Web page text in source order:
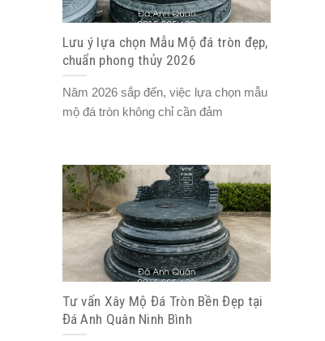
Lưu ý lựa chọn Mẫu Mộ đá tròn đẹp,
chuẩn phong thủy 2026
Năm 2026 sắp đến, việc lựa chọn mẫu
mộ đá tròn không chỉ cần đảm
Tư vấn Xây Mộ Đá Tròn Bền Đẹp tại
Đá Anh Quân Ninh Bình